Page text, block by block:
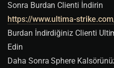
CHARTAGS=0 // npclerin
STAMINALOSSATWEIGHT
Sonra Burdan Clienti İndirin
https://www.ultima-
Burdan İndirdiğiniz Clienti
Edin
Daha Sonra Sphere